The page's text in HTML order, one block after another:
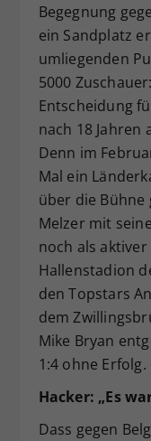
Begegnung
ein Sandplatz
umliegenden
5000
Entscheidung
nach 18 Jahren
Denn im
Mal ein
über die Bühne
Melzer mit
noch als
Hallenstadion
den Topstars
dem
Mike Bryan
1:4 ohne Erfolg.
Hacker: „Es
Dass gegen